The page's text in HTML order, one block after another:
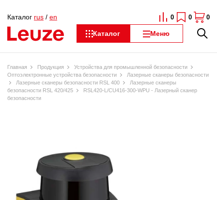
Каталог Меню
Каталог rus / en 0 0 0
Главная Продукция
Устройства для промышленной безопасности
Оптоэлектронные устройства безопасности
Лазерные сканеры безопасности
Лазерные сканеры безопасности RSL 400
Лазерные сканеры
безопасности RSL 420/425
RSL420-L/CU416-300-WPU - Лазерный сканер
безопасности